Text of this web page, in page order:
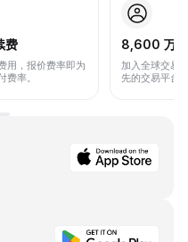
费
用，报价费率即为
费率。
8,600 万+
加入全球交易
先的交易平台